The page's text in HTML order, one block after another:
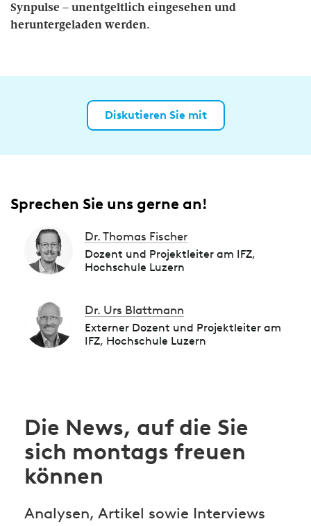
Synpulse – unentgeltlich eingesehen und
heruntergeladen werden.
Diskutieren Sie mit
Sprechen Sie uns gerne an!
Dr. Thomas Fischer
Dozent und Projektleiter am IFZ,
Hochschule Luzern
Dr. Urs Blattmann
Externer Dozent und Projektleiter am
IFZ, Hochschule Luzern
Die News, auf die Sie
sich montags freuen
können
Analysen, Artikel sowie Interviews